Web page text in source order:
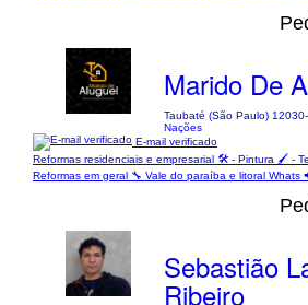
Marido De
Taubaté (São Paulo)
Nações
E-mail verificado
Reformas residenciais e empresarial 🛠 - Pintura 🖌 -
Reformas em geral 🔧 Vale do paraíba e litoral Whats
Sebastião
Ribeiro